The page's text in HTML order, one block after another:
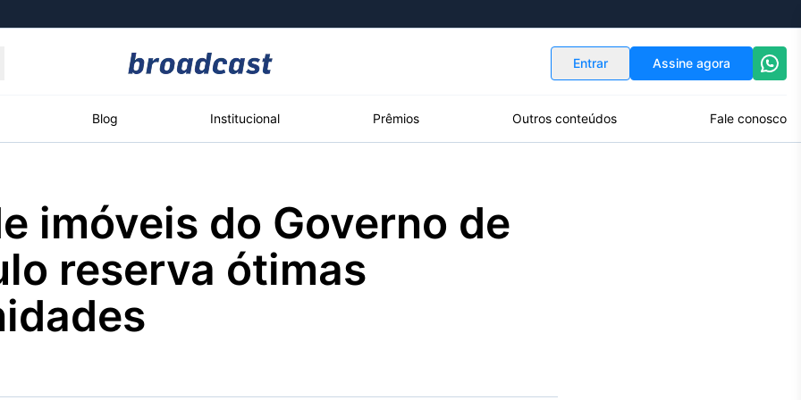
Entrar Assine agora
Blog Institucional Prêmios Outros conteúdos Fale conosco
Político
Os bastidores da
em tempo
real
Energia
O setor de
energia elétrica
no Brasil
White Label
Plataforma para
imóveis do Governo de
reserva ótimas